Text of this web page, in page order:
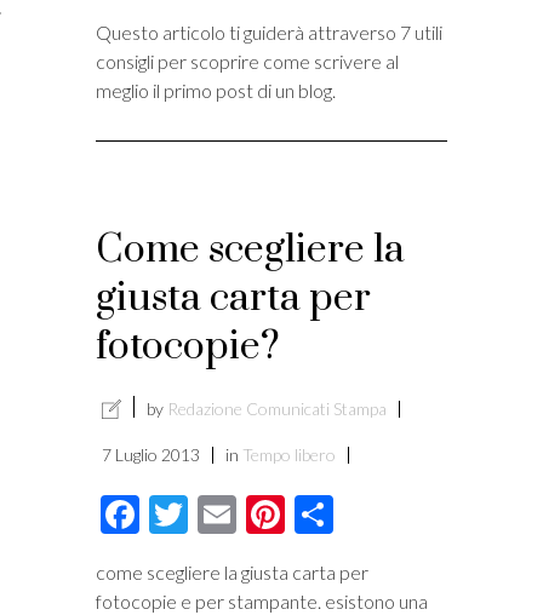
Questo articolo ti guiderà attraverso 7 utili
consigli per scoprire come scrivere al
meglio il primo post di un blog.
Come scegliere la
giusta carta per
fotocopie?
by Redazione Comunicati Stampa
7 Luglio 2013 in Tempo libero
Facebook
Twitter
EmailPinterest
come scegliere la giusta carta per
fotocopie e per stampante. esistono una